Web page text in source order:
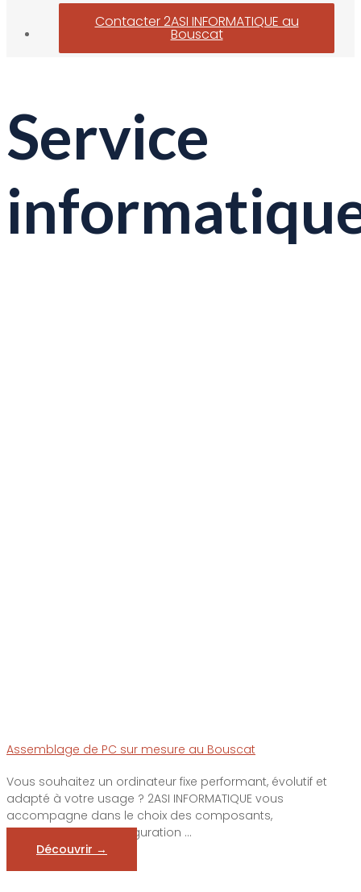
Contacter 2ASI INFORMATIQUE au
Bouscat
Service
Assemblage de PC sur mesure au Bouscat
Vous souhaitez un ordinateur fixe performant, évolutif et
adapté à votre usage ? 2ASI INFORMATIQUE vous
accompagne dans le choix des composants,
l’assemblage, la configuration ...
Découvrir →